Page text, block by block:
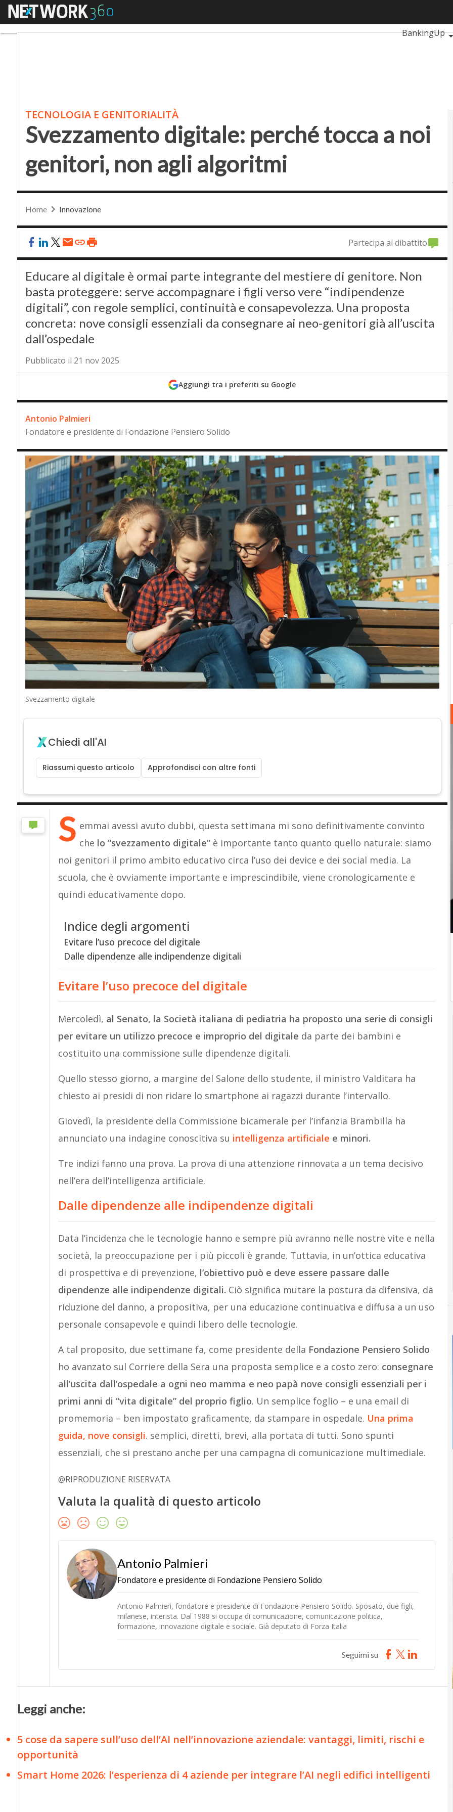
Menu
BankingUp
TECNOLOGIA E GENITORIALITÀ
Svezzamento digitale: perché tocca a noi
genitori, non agli algoritmi
Home Innovazione
Partecipa al dibattito
Educare al digitale è ormai parte integrante del mestiere di genitore. Non
basta proteggere: serve accompagnare i figli verso vere “indipendenze
digitali”, con regole semplici, continuità e consapevolezza. Una proposta
concreta: nove consigli essenziali da consegnare ai neo-genitori già all’uscita
dall’ospedale
Pubblicato il 21 nov 2025
Aggiungi tra i preferiti su Google
Antonio Palmieri
Fondatore e presidente di Fondazione Pensiero Solido
Svezzamento digitale
Chiedi all'AI
Riassumi questo articolo Approfondisci con altre fonti
S emmai avessi avuto dubbi, questa settimana mi sono definitivamente convinto
che lo “svezzamento digitale” è importante tanto quanto quello naturale: siamo
noi genitori il primo ambito educativo circa l’uso dei device e dei social media. La
scuola, che è ovviamente importante e imprescindibile, viene cronologicamente e
quindi educativamente dopo.
Indice degli argomenti
Evitare l’uso precoce del digitale
Dalle dipendenze alle indipendenze digitali
Evitare l’uso precoce del digitale
Mercoledì, al Senato, la Società italiana di pediatria ha proposto una serie di consigli
per evitare un utilizzo precoce e improprio del digitale da parte dei bambini e
costituito una commissione sulle dipendenze digitali.
Quello stesso giorno, a margine del Salone dello studente, il ministro Valditara ha
chiesto ai presidi di non ridare lo smartphone ai ragazzi durante l’intervallo.
Giovedì, la presidente della Commissione bicamerale per l’infanzia Brambilla ha
annunciato una indagine conoscitiva su intelligenza artificiale e minori.
Tre indizi fanno una prova. La prova di una attenzione rinnovata a un tema decisivo
nell’era dell’intelligenza artificiale.
Dalle dipendenze alle indipendenze digitali
Data l’incidenza che le tecnologie hanno e sempre più avranno nelle nostre vite e nella
società, la preoccupazione per i più piccoli è grande. Tuttavia, in un’ottica educativa
di prospettiva e di prevenzione, l’obiettivo può e deve essere passare dalle
dipendenze alle indipendenze digitali. Ciò significa mutare la postura da difensiva, da
riduzione del danno, a propositiva, per una educazione continuativa e diffusa a un uso
personale consapevole e quindi libero delle tecnologie.
A tal proposito, due settimane fa, come presidente della Fondazione Pensiero Solido
ho avanzato sul Corriere della Sera una proposta semplice e a costo zero: consegnare
all’uscita dall’ospedale a ogni neo mamma e neo papà nove consigli essenziali per i
primi anni di “vita digitale” del proprio figlio. Un semplice foglio – e una email di
promemoria – ben impostato graficamente, da stampare in ospedale. Una prima
guida, nove consigli. semplici, diretti, brevi, alla portata di tutti. Sono spunti
essenziali, che si prestano anche per una campagna di comunicazione multimediale.
@RIPRODUZIONE RISERVATA
Valuta la qualità di questo articolo
Antonio Palmieri
Fondatore e presidente di Fondazione Pensiero Solido
Antonio Palmieri, fondatore e presidente di Fondazione Pensiero Solido. Sposato, due figli,
milanese, interista. Dal 1988 si occupa di comunicazione, comunicazione politica,
formazione, innovazione digitale e sociale. Già deputato di Forza Italia
Seguimi su
Leggi anche:
5 cose da sapere sull’uso dell’AI nell’innovazione aziendale: vantaggi, limiti, rischi e
opportunità
Smart Home 2026: l’esperienza di 4 aziende per integrare l’AI negli edifici intelligenti